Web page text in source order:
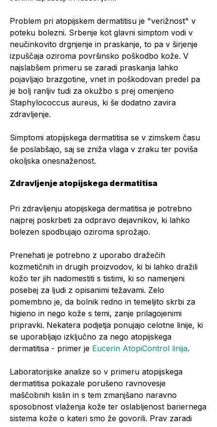
Problem pri atopijskem dermatitisu je "verižnost" v
poteku bolezni. Srbenje kot glavni simptom vodi v
neučinkovito drgnjenje in praskanje, to pa v širjenje
izpuščaja oziroma površinsko poškodbo kože. V
najslabšem primeru se zaradi praskanja lahko
pojavljajo brazgotine, vnet in poškodovan predel pa
je bolj ranljiv tudi za okužbo s prej omenjeno
Staphylococcus aureus, ki še dodatno zavira
zdravljenje.
Simptomi atopijskega dermatitisa se v zimskem času
še poslabšajo, saj se zniža vlaga v zraku ter poviša
okoljska onesnaženost.
Zdravljenje atopijskega dermatitisa
Pri zdravljenju atopijskega dermatitisa je potrebno
najprej poskrbeti za odpravo dejavnikov, ki lahko
bolezen spodbujajo oziroma sprožajo.
Prenehati je potrebno z uporabo dražečih
kozmetičnih in drugih proizvodov, ki bi lahko dražili
kožo ter jih nadomestiti s tistimi, ki so namenjeni
posebej za ljudi z opisanimi težavami. Zelo
pomembno je, da bolnik redno in temeljito skrbi za
higieno in nego kože s temi, zanje prilagojenimi
pripravki. Nekatera podjetja ponujajo celotne linije, ki
se uporabljajo izključno za nego atopijskega
dermatitisa - primer je Eucerin AtopiControl linija.
Laboratorijske analize so v primeru atopijskega
dermatitisa pokazale porušeno ravnovesje
maščobnih kislin in s tem zmanjšano naravno
sposobnost vlaženja kože ter oslabljenost bariernega
sistema kože o kateri smo že govorili. Prav zaradi